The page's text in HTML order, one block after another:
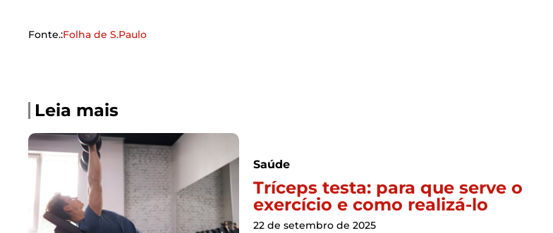
Fonte.:Folha de S.Paulo
Leia mais
Saúde
Tríceps testa: para que serve o
exercício e como realizá-lo
22 de setembro de 2025